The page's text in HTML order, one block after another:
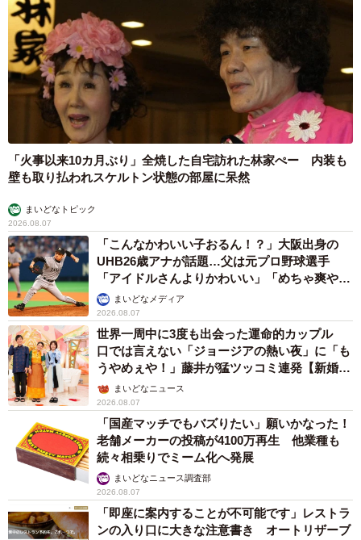
「火事以来10カ月ぶり」全焼した自宅訪れた林家ぺー 内装も
壁も取り払われスケルトン状態の部屋に呆然
まいどなトピック
2026.08.07
「こんなかわいい子おるん！？」大阪出身の
UHB26歳アナが話題…父は元プロ野球選手
「アイドルさんよりかわいい」「めちゃ爽や
か」まいどなメディア
2026.08.07
世界一周中に3度も出会った運命的カップル
口では言えない「ジョージアの熱い夜」に「も
うやめぇや！」藤井が猛ツッコミ連発【新婚さ
ん】まいどなニュース
2026.08.07
「国産マッチでもバズりたい」願いかなった！
老舗メーカーの投稿が4100万再生 他業種も
続々相乗りでミーム化へ発展
まいどなニュース調査部
2026.08.07
「即座に案内することが不可能です」レストラ
ンの入り口に大きな注意書き オートリザーブ